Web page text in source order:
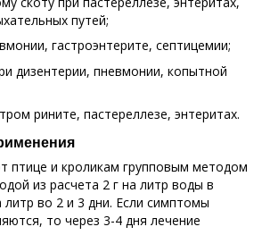
путей;
гастроэнтерите, септицемии;
дизентерии, пневмонии, копытной
рините, пастереллезе, энтеритах.
птице и кроликам групповым методом
из расчета 2 г на литр воды в
литр во 2 и 3 дни. Если симптомы
то через 3-4 дня лечение